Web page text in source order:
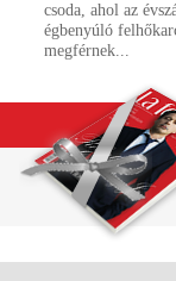
csoda, ahol az
égbenyúló
megférnek...